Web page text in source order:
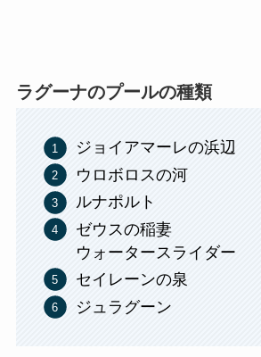
ラグーナのプールの種類
ジョイアマーレの浜辺
ウロボロスの河
ルナポルト
ゼウスの稲妻
ウォータースライダー
セイレーンの泉
ジュラグーン